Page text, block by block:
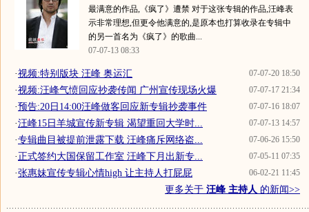
最满意的作品,《疯了》遭禁 对于这张专辑的作品,汪峰表
示非常理想,但更令他满意的,是原本也打算收录在专辑中
的另一首名为《疯了》的歌曲...
07-07-13 08:33
07-07-20 18:50
·视频:特别版块 汪峰 奥运汇
07-07-17 21:34
·视频:汪峰气愤回应抄袭传闻 广州宣传现场火爆
07-07-16 18:07
·预告:20日14:00汪峰做客回应新专辑抄袭事件
07-07-13 14:57
·汪峰15日羊城宣传新专辑 渴望重回大学时...
07-06-26 15:50
·专辑曲目被提前泄露下载 汪峰痛斥网络盗...
07-05-11 07:35
·正式签约大国保留工作室 汪峰下月出新专...
06-02-21 11:45
·张惠妹宣传专辑心情high 让主持人打屁屁
更多关于 汪峰 主持人 的新闻>>